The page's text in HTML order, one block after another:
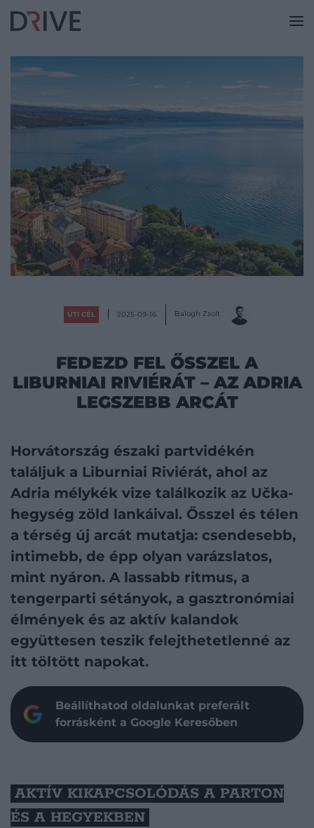
ÚTI CÉL 2025-09-16 Balogh Zsolt
FEDEZD FEL ŐSSZEL A
LIBURNIAI RIVIÉRÁT – AZ ADRIA
LEGSZEBB ARCÁT
Horvátország északi partvidékén
találjuk a Liburniai Riviérát, ahol az
Adria mélykék vize találkozik az Učka-
hegység zöld lankáival. Ősszel és télen
a térség új arcát mutatja: csendesebb,
intimebb, de épp olyan varázslatos,
mint nyáron. A lassabb ritmus, a
tengerparti sétányok, a gasztronómiai
élmények és az aktív kalandok
együttesen teszik felejthetetlenné az
itt töltött napokat.
Beállíthatod oldalunkat preferált
forrásként a Google Keresőben
AKTÍV KIKAPCSOLÓDÁS A PARTON
ÉS A HEGYEKBEN